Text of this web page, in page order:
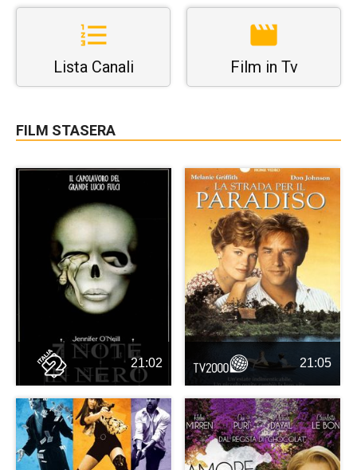
Lista Canali Film in Tv
FILM STASERA
21:02 21:05